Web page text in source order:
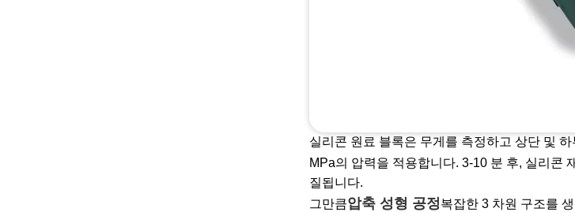
실리콘 원료 블록은 무게를 측정하고 상단 및
MPa의 압력을 적용합니다. 3-10 분 후, 실리콘
질됩니다.
그만큼압축 성형 공정복잡한 3 차원 구조를